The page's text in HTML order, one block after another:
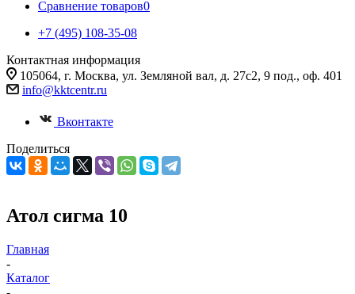
Сравнение товаров0
+7 (495) 108-35-08
Контактная информация
105064, г. Москва, ул. Земляной вал, д. 27с2, 9 под., оф. 401
info@kktcentr.ru
Вконтакте
Поделиться
Атол cигма 10
Главная
-
Каталог